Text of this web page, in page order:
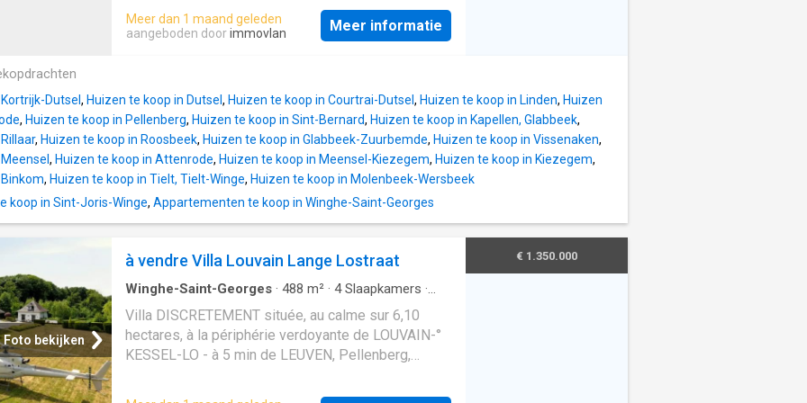
naturelle protégée, ce qui signifie qu'aucune
construction supplémentaire n'est possible à
d'un silence exceptionnel et d'un à pour une visite
et découvrez par vous-même le potentiel unique de
cette propriété. Sans amiante, électricité non
conforme, situé dans une réserve naturelle
Meer dan 1 maand geleden
aangeboden doorimmovlan Meer informatie
Dutsel , Huizen te koop in Dutsel , Huizen te koop in Courtrai-Dutsel , Huizen te koop in Linden, Huizen
, Huizen te koop in Pellenberg, Huizen te koop in Sint-Bernard, Huizen te koop in Kapellen, Glabbeek,
, Huizen te koop in Roosbeek, Huizen te koop in Glabbeek-Zuurbemde, Huizen te koop in Vissenaken,
, Huizen te koop in Attenrode, Huizen te koop in Meensel-Kiezegem, Huizen te koop in Kiezegem,
, Huizen te koop in Tielt, Tielt-Winge, Huizen te koop in Molenbeek-Wersbeek
koop in Sint-Joris-Winge, Appartementen te koop in Winghe-Saint-Georges
Foto bekijken
à vendre Villa Louvain Lange Lostraat
Winghe-Saint-Georges · 488 m² · 4Slaapkamers ·
Villa DISCRETEMENT située, au calme sur 6,10
hectares, à la périphérie verdoyante de LOUVAIN-°
KESSEL-LO - à 5 min de LEUVEN, Pellenberg,
Heideberg » et « Wimmershofpad »° gare de
€ 1.350.000